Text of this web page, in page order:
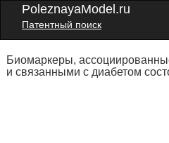
PoleznayaModel.ru
Патентный поиск
Биомаркеры,
и связанными с диабетом